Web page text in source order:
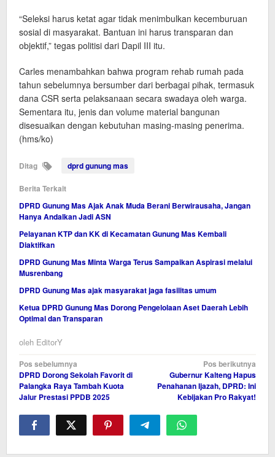
“Seleksi harus ketat agar tidak menimbulkan kecemburuan
sosial di masyarakat. Bantuan ini harus transparan dan
objektif,” tegas politisi dari Dapil III itu.
Carles menambahkan bahwa program rehab rumah pada
tahun sebelumnya bersumber dari berbagai pihak, termasuk
dana CSR serta pelaksanaan secara swadaya oleh warga.
Sementara itu, jenis dan volume material bangunan
disesuaikan dengan kebutuhan masing-masing penerima.
(hms/ko)
Ditag dprd gunung mas
Berita Terkait
DPRD Gunung Mas Ajak Anak Muda Berani Berwirausaha, Jangan
Hanya Andalkan Jadi ASN
Pelayanan KTP dan KK di Kecamatan Gunung Mas Kembali
Diaktifkan
DPRD Gunung Mas Minta Warga Terus Sampaikan Aspirasi melalui
Musrenbang
DPRD Gunung Mas ajak masyarakat jaga fasilitas umum
Ketua DPRD Gunung Mas Dorong Pengelolaan Aset Daerah Lebih
Optimal dan Transparan
oleh EditorY
Navigasi
pos
Pos sebelumnya
DPRD Dorong Sekolah Favorit di
Palangka Raya Tambah Kuota
Jalur Prestasi PPDB 2025
Pos berikutnya
Gubernur Kalteng Hapus
Penahanan Ijazah, DPRD: Ini
Kebijakan Pro Rakyat!